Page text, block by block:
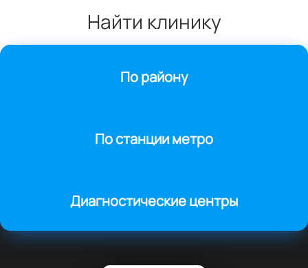
Найти клинику
По району
По станции метро
Диагностические центры